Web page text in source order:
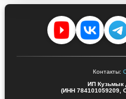
Контакты:
ИП Кузьмык
(ИНН 784101059209,